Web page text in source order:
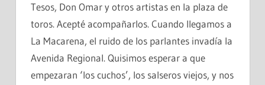
Tesos, Don Omar y otros artistas en la plaza de
toros. Acepté acompañarlos. Cuando llegamos a
La Macarena, el ruido de los parlantes invadía la
Avenida Regional. Quisimos esperar a que
empezaran ‘los cuchos’, los salseros viejos, y nos